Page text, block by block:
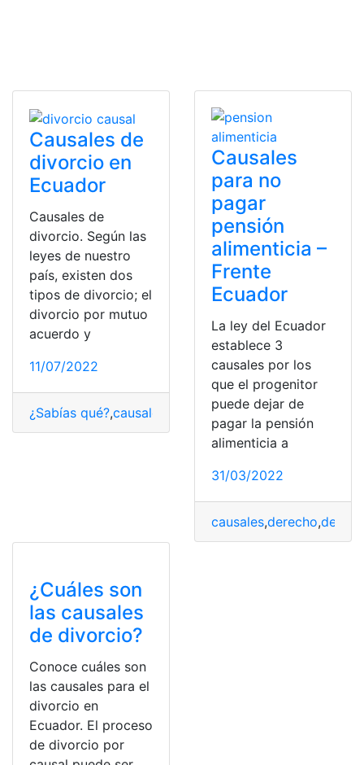
Causales de
divorcio en
Ecuador
Causales de
divorcio. Según las
leyes de nuestro
país, existen dos
tipos de divorcio; el
divorcio por mutuo
acuerdo y
11/07/2022
¿Sabías qué?,causales Ecuador,mutuo consentimiento
Causales
para no
pagar
pensión
alimenticia –
Frente
Ecuador
La ley del Ecuador
establece 3
causales por los
que el progenitor
puede dejar de
pagar la pensión
alimenticia a
31/03/2022
causales,derecho,
¿Cuáles son
las causales
de divorcio?
Conoce cuáles son
las causales para el
divorcio en
Ecuador. El proceso
de divorcio por